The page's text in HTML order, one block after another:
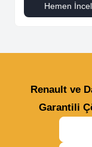
Hemen
Renault ve
Garantili